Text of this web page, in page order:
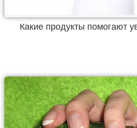
Какие продукты помогают